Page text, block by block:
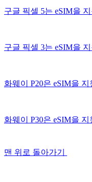
구글 픽셀 5는 eSIM을
구글 픽셀 3는 eSIM을
화웨이 P20은 eSIM을
화웨이 P30은 eSIM을
맨 위로 돌아가기